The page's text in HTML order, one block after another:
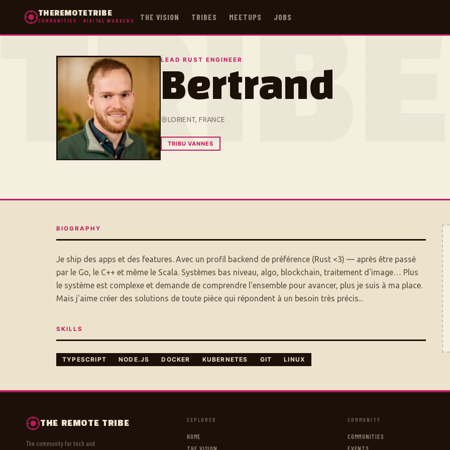
THEREMOTETRIBE
COMMUNITIES · DIGITAL WORKERS THE VISION TRIBES MEETUPS JOBS
TRIBE
LEAD RUST ENGINEER
Bertrand
LORIENT, FRANCE
TRIBU VANNES
BIOGRAPHY
Je ship des apps et des features. Avec un profil backend de préférence (Rust <3) — après être passé
par le Go, le C++ et même le Scala. Systèmes bas niveau, algo, blockchain, traitement d'image… Plus
le système est complexe et demande de comprendre l'ensemble pour avancer, plus je suis à ma place.
Mais j'aime créer des solutions de toute pièce qui répondent à un besoin très précis...
SKILLS
TYPESCRIPT NODE.JS DOCKER KUBERNETES GIT LINUX
THE REMOTE TRIBE
The community for tech and
EXPLORER
HOME
COMMUNITY
COMMUNITIES